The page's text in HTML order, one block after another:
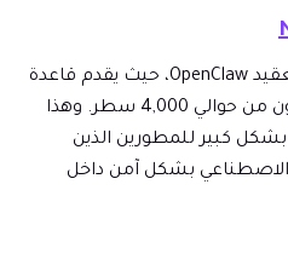
تم تطوير Nanobot لمعالجة تعقيد OpenClaw، حيث يقدم قاعدة
كود بسيطة بلغة Python تتكون من حوالي 4,000 سطر. وهذا
بشكل كبير للمطورين الذين
الاصطناعي بشكل آمن داخل